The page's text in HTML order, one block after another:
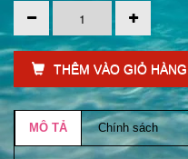
THÊM VÀO GIỎ HÀNG
MÔ TẢ Chính sách